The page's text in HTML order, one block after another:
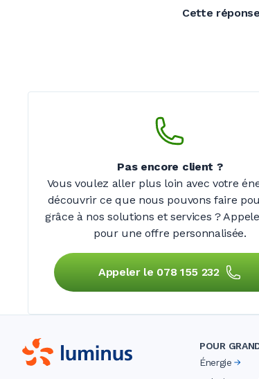
Cette
Pas encore client ?
Vous voulez aller plus loin avec votre
découvrir ce que nous pouvons faire
grâce à nos solutions et services ?
pour une offre personnalisée.
Appeler le 078 155 232
POUR
Énergie